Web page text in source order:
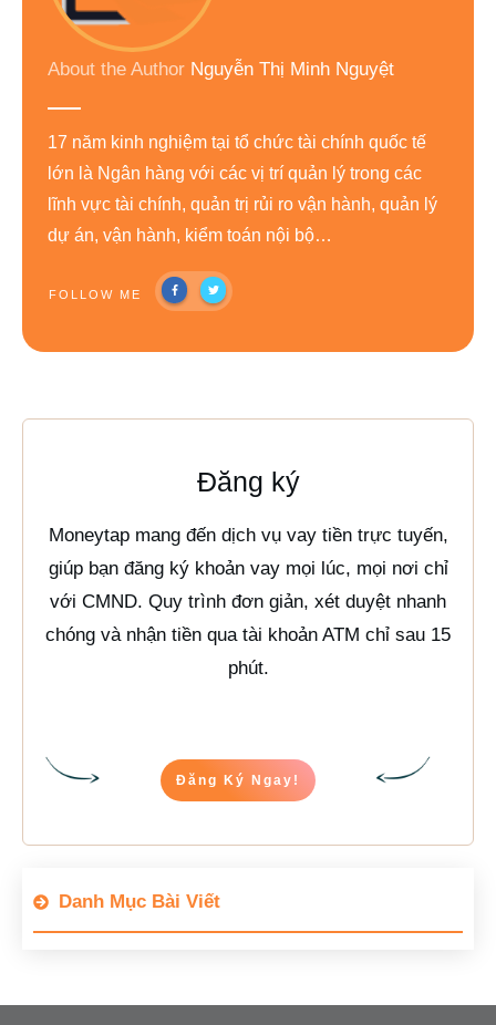
About the Author Nguyễn Thị Minh Nguyệt
17 năm kinh nghiệm tại tổ chức tài chính quốc tế
lớn là Ngân hàng với các vị trí quản lý trong các
lĩnh vực tài chính, quản trị rủi ro vận hành, quản lý
dự án, vận hành, kiểm toán nội bộ…
FOLLOW ME
Đăng ký
Moneytap mang đến dịch vụ vay tiền trực tuyến,
giúp bạn đăng ký khoản vay mọi lúc, mọi nơi chỉ
với CMND. Quy trình đơn giản, xét duyệt nhanh
chóng và nhận tiền qua tài khoản ATM chỉ sau 15
phút.
Đăng Ký Ngay!
Danh Mục Bài Viết